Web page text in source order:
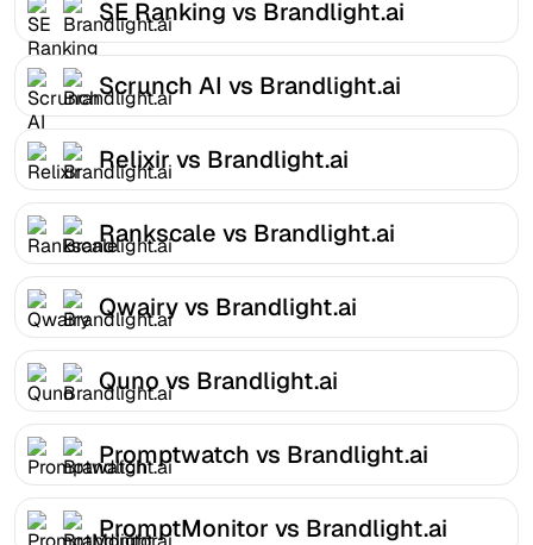
SE Ranking vs Brandlight.ai
Scrunch AI vs Brandlight.ai
Relixir vs Brandlight.ai
Rankscale vs Brandlight.ai
Qwairy vs Brandlight.ai
Quno vs Brandlight.ai
Promptwatch vs Brandlight.ai
PromptMonitor vs Brandlight.ai